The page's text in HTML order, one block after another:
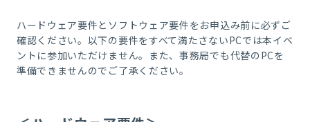
ハードウェア要件とソフトウェア要件をお申込み前に必ずご
確認ください。以下の要件をすべて満たさないPCでは本イベ
ントに参加いただけません。また、事務局でも代替のPCを
準備できませんのでご了承ください。